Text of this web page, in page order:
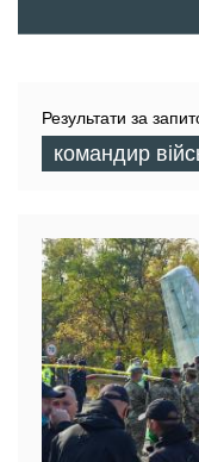
Результати за
командир